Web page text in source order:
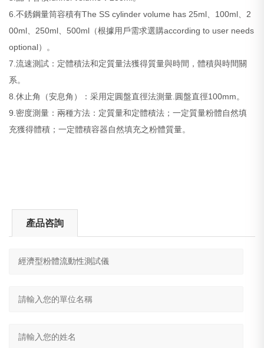
6.不銹鋼量筒容積有The SS cylinder volume has 25ml、100ml、2
00ml、250ml、500ml（根據用戶需求選購according to user needs
optional）。
7.流速測試：定體積法和定質量法獲得質量與時間，體積與時間關
系。
8.休止角（安息角）：采用定圓盤直徑法測量.圓盤直徑100mm。
9.密度測量：兩種方法：定質量和定體積法；一定質量粉體自然填
充獲得體積；一定體積容器自然填充之粉體質量。
產品咨詢